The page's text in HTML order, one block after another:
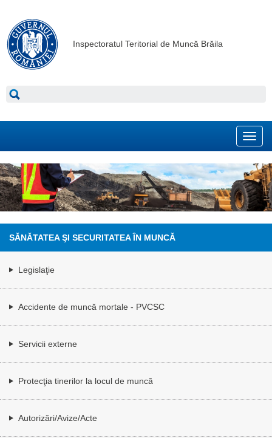
Inspectoratul Teritorial de Muncă Brăila
SĂNĂTATEA ŞI SECURITATEA ÎN MUNCĂ
Legislaţie
Accidente de muncă mortale - PVCSC
Servicii externe
Protecţia tinerilor la locul de muncă
Autorizări/Avize/Acte